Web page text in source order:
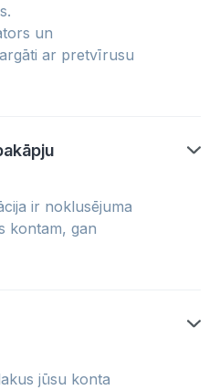
un
ar pretvīrusu
ir noklusējuma
kontam, gan
jūsu konta